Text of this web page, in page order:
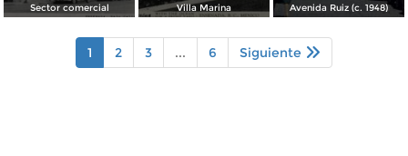
Sector comercial Villa Marina Avenida Ruiz (c. 1948)
1 2 3 ... 6 Siguiente